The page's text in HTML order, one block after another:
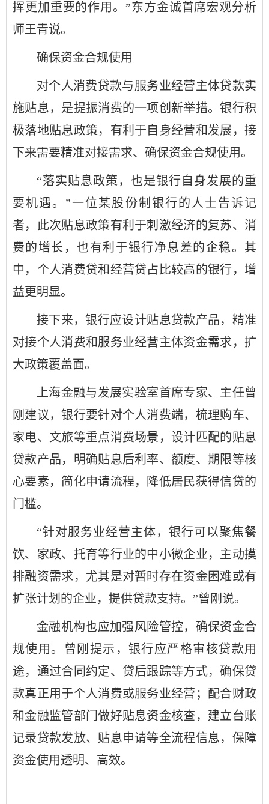
挥更加重要的作用。”东方金诚首席宏观分析
师王青说。
确保资金合规使用
对个人消费贷款与服务业经营主体贷款实
施贴息，是提振消费的一项创新举措。银行积
极落地贴息政策，有利于自身经营和发展，接
下来需要精准对接需求、确保资金合规使用。
“落实贴息政策，也是银行自身发展的重
要机遇。”一位某股份制银行的人士告诉记
者，此次贴息政策有利于刺激经济的复苏、消
费的增长，也有利于银行净息差的企稳。其
中，个人消费贷和经营贷占比较高的银行，增
益更明显。
接下来，银行应设计贴息贷款产品，精准
对接个人消费和服务业经营主体资金需求，扩
大政策覆盖面。
上海金融与发展实验室首席专家、主任曾
刚建议，银行要针对个人消费端，梳理购车、
家电、文旅等重点消费场景，设计匹配的贴息
贷款产品，明确贴息后利率、额度、期限等核
心要素，简化申请流程，降低居民获得信贷的
门槛。
“针对服务业经营主体，银行可以聚焦餐
饮、家政、托育等行业的中小微企业，主动摸
排融资需求，尤其是对暂时存在资金困难或有
扩张计划的企业，提供贷款支持。”曾刚说。
金融机构也应加强风险管控，确保资金合
规使用。曾刚提示，银行应严格审核贷款用
途，通过合同约定、贷后跟踪等方式，确保贷
款真正用于个人消费或服务业经营；配合财政
和金融监管部门做好贴息资金核查，建立台账
记录贷款发放、贴息申请等全流程信息，保障
资金使用透明、高效。